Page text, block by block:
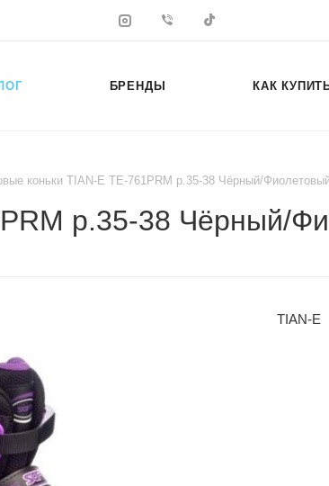
БРЕНДЫ КАК
коньки TIAN-E TE-761PRM р.35-38 Чёрный/
р.35-38 Чёрный/
TIAN-E